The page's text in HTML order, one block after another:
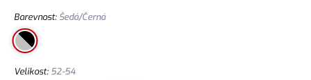
Barevnost: Šedá/Černá
Velikost: 52-54